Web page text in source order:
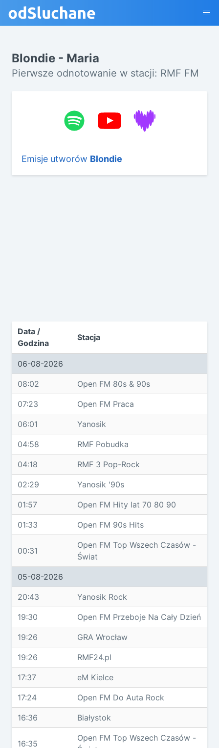
Blondie - Maria
Pierwsze odnotowanie w stacji: RMF FM
Emisje utworów Blondie
Data /
Godzina
Stacja
06-08-2026
08:02 Open FM 80s & 90s
07:23 Open FM Praca
06:01 Yanosik
04:58 RMF Pobudka
04:18 RMF 3 Pop-Rock
02:29 Yanosik '90s
01:57 Open FM Hity lat 70 80 90
01:33 Open FM 90s Hits
00:31
Open FM Top Wszech Czasów -
Świat
05-08-2026
20:43 Yanosik Rock
19:30 Open FM Przeboje Na Cały Dzień
19:26 GRA Wrocław
19:26 RMF24.pl
17:37 eM Kielce
17:24 Open FM Do Auta Rock
16:36 Białystok
16:35
Open FM Top Wszech Czasów -